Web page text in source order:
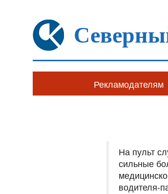
Рекламодателям
На пульт
сильные
водителя-